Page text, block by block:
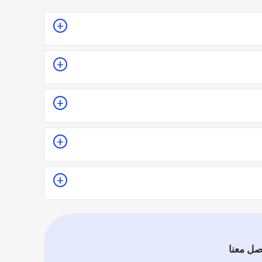
أو تقدير سعر الخدمة قبل الزيارة والإتفاق.
على جودة الخدمة.
فموقع اطلب مهني يعتمد على تقييم الفنيين والشركات
معنا